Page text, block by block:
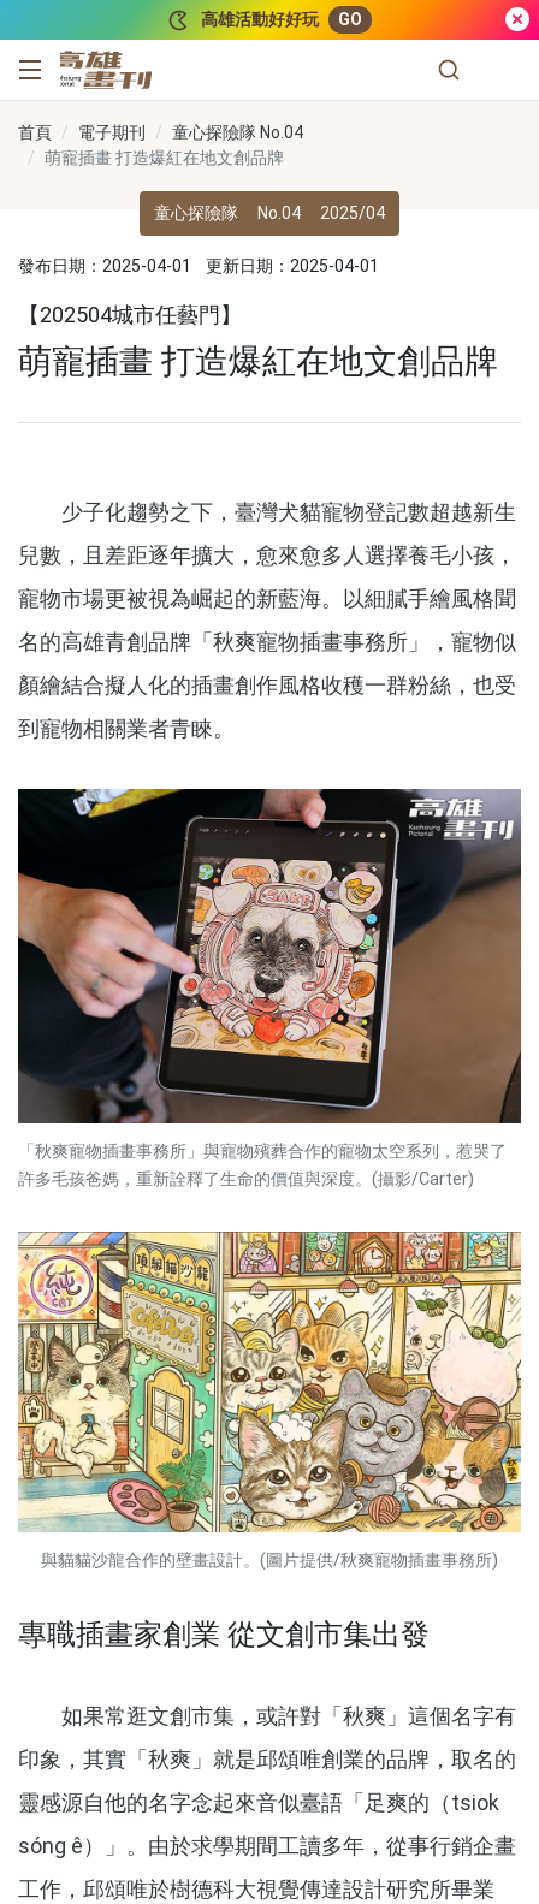
高雄活動好好玩 GO
高雄畫刊
首頁 電子期刊
童心探險隊 No.04
萌寵插畫 打造爆紅在地文創品牌
童心探險隊 No.04 2025/04
發布日期：2025-04-01 更新日期：2025-04-01
【202504城市任藝門】
萌寵插畫 打造爆紅在地文創品牌
少子化趨勢之下，臺灣犬貓寵物登記數超越新生
兒數，且差距逐年擴大，愈來愈多人選擇養毛小孩，
寵物市場更被視為崛起的新藍海。以細膩手繪風格聞
名的高雄青創品牌「秋爽寵物插畫事務所」，寵物似
顏繪結合擬人化的插畫創作風格收穫一群粉絲，也受
到寵物相關業者青睞。
「秋爽寵物插畫事務所」與寵物殯葬合作的寵物太空系列，惹哭了
許多毛孩爸媽，重新詮釋了生命的價值與深度。(攝影/Carter)
與貓貓沙龍合作的壁畫設計。(圖片提供/秋爽寵物插畫事務所)
專職插畫家創業 從文創市集出發
如果常逛文創市集，或許對「秋爽」這個名字有
印象，其實「秋爽」就是邱頌唯創業的品牌，取名的
靈感源自他的名字念起來音似臺語「足爽的（tsiok
sóng ê）」。由於求學期間工讀多年，從事行銷企畫
工作，邱頌唯於樹德科大視覺傳達設計研究所畢業